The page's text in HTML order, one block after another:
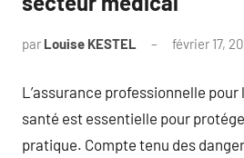
par Louise KESTEL février 17,
L’assurance professionnelle
santé est essentielle pour
pratique. Compte tenu des